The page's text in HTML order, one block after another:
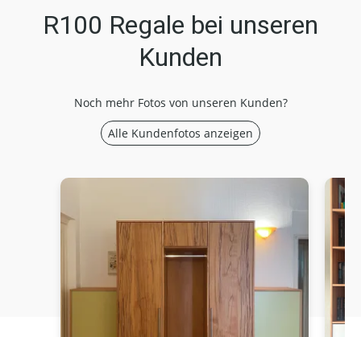
R100 Regale bei unseren
Kunden
Noch mehr Fotos von unseren Kunden?
Alle Kundenfotos anzeigen